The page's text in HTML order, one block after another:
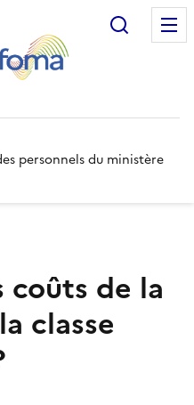
personnels du ministère
coûts de la
classe